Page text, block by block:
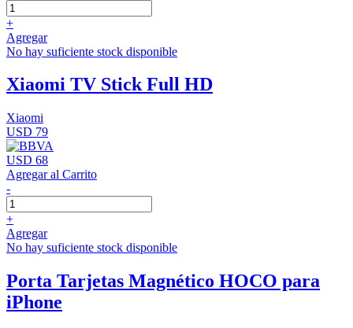
+
Agregar
No hay suficiente stock disponible
Xiaomi TV Stick Full HD
Xiaomi
USD 79
USD 68
Agregar al Carrito
-
+
Agregar
No hay suficiente stock disponible
Porta Tarjetas Magnético HOCO para
iPhone